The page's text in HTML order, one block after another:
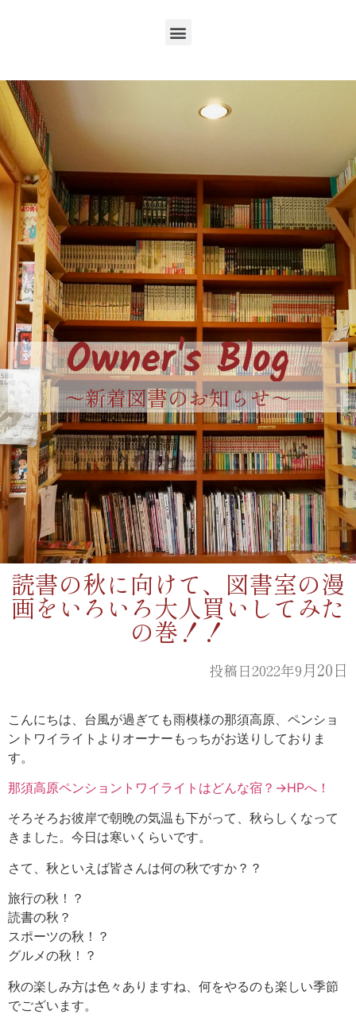
Owner's Blog
〜新着図書のお知らせ〜
読書の秋に向けて、図書室の漫
画をいろいろ大人買いしてみた
の巻！！
投稿日2022年9月20日
こんにちは、台風が過ぎても雨模様の那須高原、ペンショ
ントワイライトよりオーナーもっちがお送りしておりま
す。
那須高原ペンショントワイライトはどんな宿？→HPへ！
そろそろお彼岸で朝晩の気温も下がって、秋らしくなって
きました。今日は寒いくらいです。
さて、秋といえば皆さんは何の秋ですか？？
旅行の秋！？
読書の秋？
スポーツの秋！？
グルメの秋！？
秋の楽しみ方は色々ありますね、何をやるのも楽しい季節
でございます。